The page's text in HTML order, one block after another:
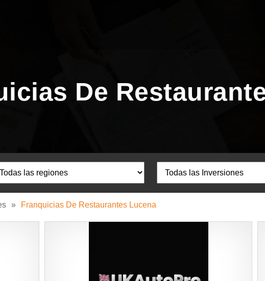
De
» Franquicias De Restaurantes Lucena